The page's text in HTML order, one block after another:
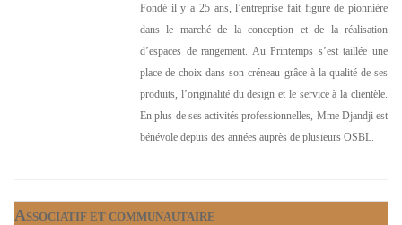
Fondé il y a 25 ans, l’entreprise fait figure de pionnière
dans le marché de la conception et de la réalisation
d’espaces de rangement. Au Printemps s’est taillée une
place de choix dans son créneau grâce à la qualité de ses
produits, l’originalité du design et le service à la clientèle.
En plus de ses activités professionnelles, Mme Djandji est
bénévole depuis des années auprès de plusieurs OSBL.
ASSOCIATIF ET COMMUNAUTAIRE